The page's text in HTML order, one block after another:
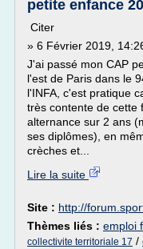
petite enfance
Citer
» 6 Février 2019,
J'ai passé mon CAP
l'est de Paris dans le
l'INFA, c'est pratique
très contente de cette
alternance sur 2 ans
ses diplômes), en
crèches et...
Lire la suite
Site : http://
Thèmes liés : emploi
collectivite territoriale 17 /